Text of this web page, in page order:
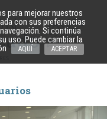
para mejorar nuestros
con sus preferencias
Si continúa
uso. Puede cambiar la
AQUÍ ACEPTAR